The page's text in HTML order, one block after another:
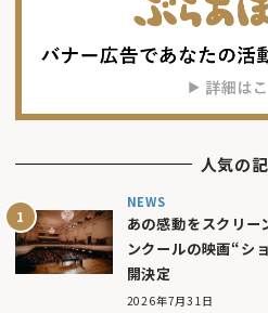
人気の
NEWS
あの感動をスクリ
ンクールの映画“シ
開決定
2026年7月31日